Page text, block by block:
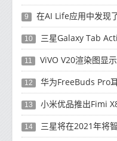
9 在AI Life应用中发现
10 三星Galaxy Tab
11 ViVO V20渲染图显示
12 华为FreeBuds Pro
13 小米优品推出Fimi
14 三星将在2021年将